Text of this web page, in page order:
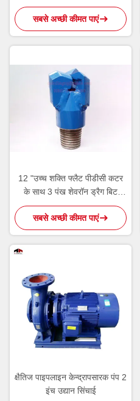
रोटरी बिट डालें
सबसे अच्छी कीमत पाएं
12 "उच्च शक्ति फ्लैट पीडीसी कटर
के साथ 3 पंख शेवरॉन ड्रैग बिट
फोर्जिंग
सबसे अच्छी कीमत पाएं
क्षैतिज पाइपलाइन केन्द्रापसारक पंप 2
इंच उद्यान सिंचाई